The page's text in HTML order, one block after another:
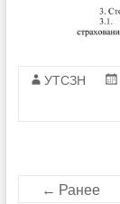
УТСЗН
← Ранее